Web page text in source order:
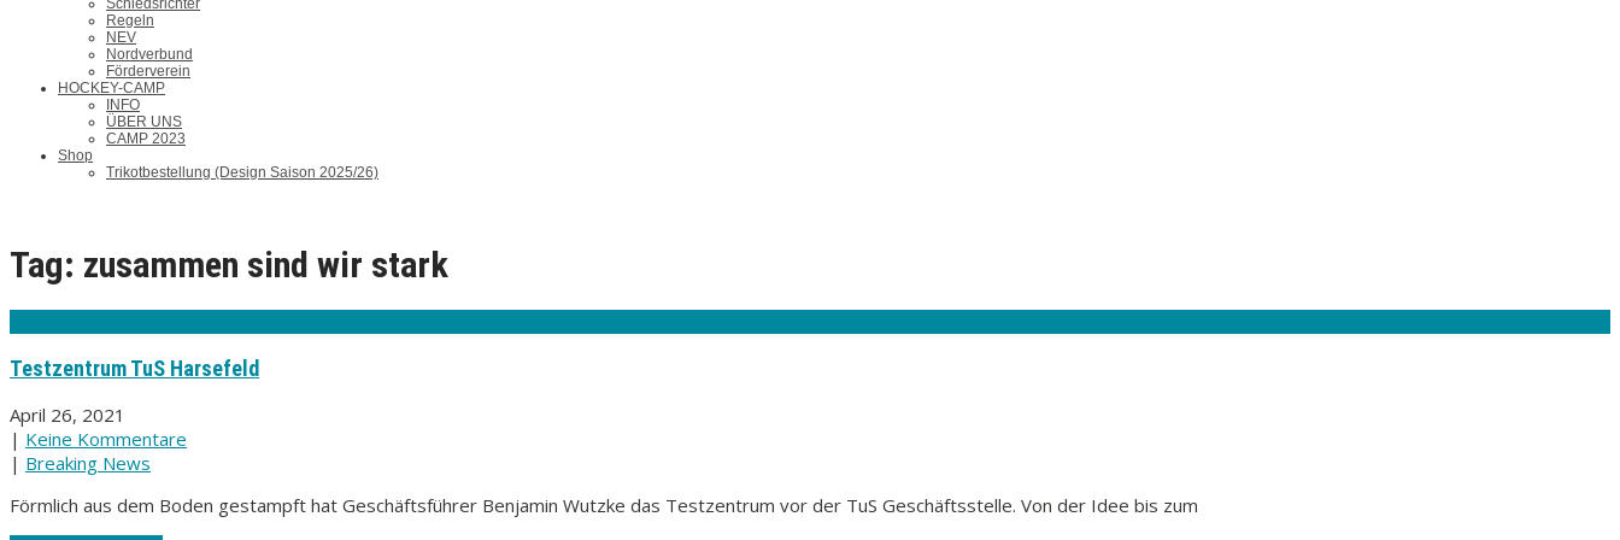
Schiedsrichter
Regeln
NEV
Nordverbund
Förderverein
HOCKEY-CAMP
INFO
ÜBER UNS
CAMP 2023
Shop
Trikotbestellung (Design Saison 2025/26)
Tag: zusammen sind wir stark
Testzentrum TuS Harsefeld
April 26, 2021
| Keine Kommentare
| Breaking News
Förmlich aus dem Boden gestampft hat Geschäftsführer Benjamin Wutzke das Testzentrum vor der TuS Geschäftsstelle. Von der Idee bis zum